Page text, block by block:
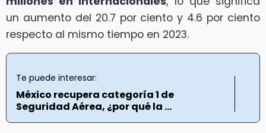
un aumento del 20.7 por ciento y 4.6 por ciento
respecto al mismo tiempo en 2023.
Te puede interesar:
México recupera categoría 1 de
Seguridad Aérea, ¿por qué la ...